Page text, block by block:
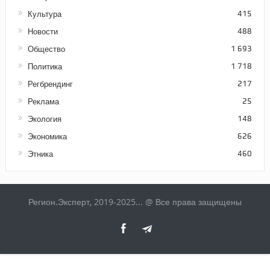
Культура 415
Новости 488
Общество 1 693
Политика 1 718
Регбрендинг 217
Реклама 25
Экология 148
Экономика 626
Этника 460
Регион.Эксперт, 2019-2025... @ Все права защищены